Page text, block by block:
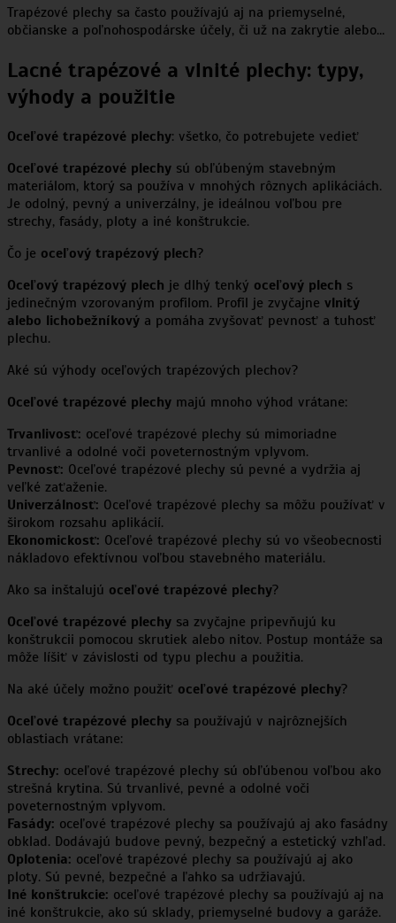
Trapézové plechy sa často používajú aj na priemyselné,
občianske a poľnohospodárske účely, či už na zakrytie alebo…
Lacné trapézové a vlnité plechy: typy,
výhody a použitie
Oceľové trapézové plechy: všetko, čo potrebujete vedieť
Oceľové trapézové plechy sú obľúbeným stavebným
materiálom, ktorý sa používa v mnohých rôznych aplikáciách.
Je odolný, pevný a univerzálny, je ideálnou voľbou pre
strechy, fasády, ploty a iné konštrukcie.
Čo je oceľový trapézový plech?
Oceľový trapézový plech je dlhý tenký oceľový plech s
jedinečným vzorovaným profilom. Profil je zvyčajne vlnitý
alebo lichobežníkový a pomáha zvyšovať pevnosť a tuhosť
plechu.
Aké sú výhody oceľových trapézových plechov?
Oceľové trapézové plechy majú mnoho výhod vrátane:
Trvanlivosť: oceľové trapézové plechy sú mimoriadne
trvanlivé a odolné voči poveternostným vplyvom.
Pevnosť: Oceľové trapézové plechy sú pevné a vydržia aj
veľké zaťaženie.
Univerzálnosť: Oceľové trapézové plechy sa môžu používať v
širokom rozsahu aplikácií.
Ekonomickosť: Oceľové trapézové plechy sú vo všeobecnosti
nákladovo efektívnou voľbou stavebného materiálu.
Ako sa inštalujú oceľové trapézové plechy?
Oceľové trapézové plechy sa zvyčajne pripevňujú ku
konštrukcii pomocou skrutiek alebo nitov. Postup montáže sa
môže líšiť v závislosti od typu plechu a použitia.
Na aké účely možno použiť oceľové trapézové plechy?
Oceľové trapézové plechy sa používajú v najrôznejších
oblastiach vrátane:
Strechy: oceľové trapézové plechy sú obľúbenou voľbou ako
strešná krytina. Sú trvanlivé, pevné a odolné voči
poveternostným vplyvom.
Fasády: oceľové trapézové plechy sa používajú aj ako fasádny
obklad. Dodávajú budove pevný, bezpečný a estetický vzhľad.
Oplotenia: oceľové trapézové plechy sa používajú aj ako
ploty. Sú pevné, bezpečné a ľahko sa udržiavajú.
Iné konštrukcie: oceľové trapézové plechy sa používajú aj na
iné konštrukcie, ako sú sklady, priemyselné budovy a garáže.